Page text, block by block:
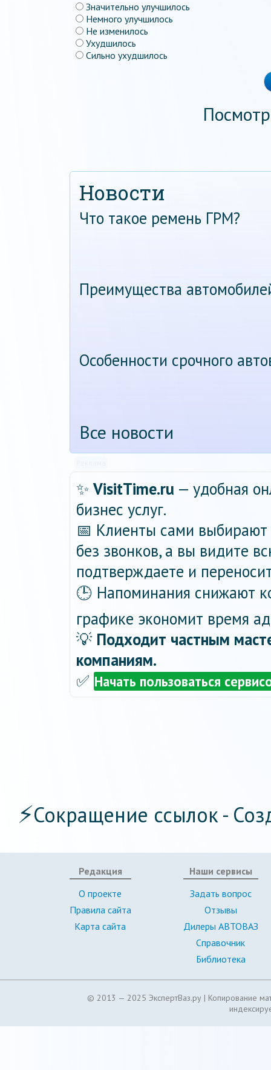
Значительно улучшилось
Немного улучшилось
Не изменилось
Ухудшилось
Сильно ухудшилось
Новости
Что такое ремень ГРМ?
Преимущества
Особенности срочного
Все новости
✨ VisitTime.ru — удобная
бизнес услуг.
📅 Клиенты сами
без звонков, а вы видите
подтверждаете и
🕒 Напоминания снижают
графике экономит время
💡 Подходит частным
компаниям.
✅ Начать пользоваться
⚡Сокращение ссылок -
Редакция
О проекте
Правила сайта
Карта сайта
Наши сервисы
Задать вопрос
Отзывы
Дилеры АВТОВАЗ
Справочник
Библиотека
© 2013 — 2025 ЭкспертВаз.ру | Копирование